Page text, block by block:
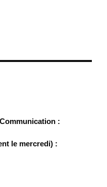
:
le mercredi) :